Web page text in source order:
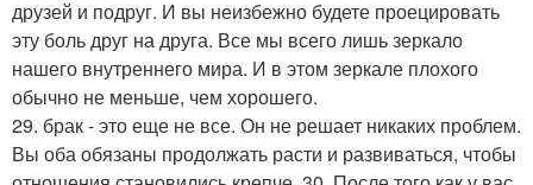
друзей и подруг. И вы неизбежно будете проецировать
эту боль друг на друга. Все мы всего лишь зеркало
нашего внутреннего мира. И в этом зеркале плохого
обычно не меньше, чем хорошего.
29. брак - это еще не все. Он не решает никаких проблем.
Вы оба обязаны продолжать расти и развиваться, чтобы